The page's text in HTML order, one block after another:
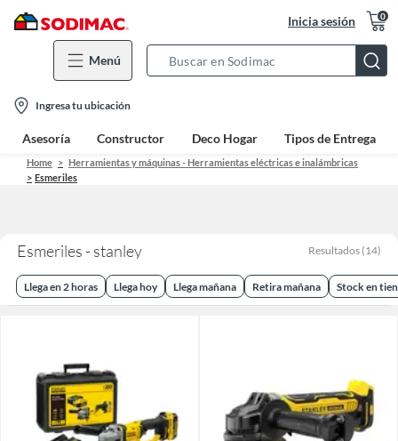
Inicia sesión 0
Menú
Bar
location-
icon
Ingresa tu ubicación
Asesoría Constructor Deco Hogar Tipos de Entrega
Home
Herramientas y máquinas - Herramientas eléctricas e inalámbricas
Esmeriles
Esmeriles - stanley Resultados (14)
Llega en 2 horas Llega hoy Llega mañana Retira mañana Stock en